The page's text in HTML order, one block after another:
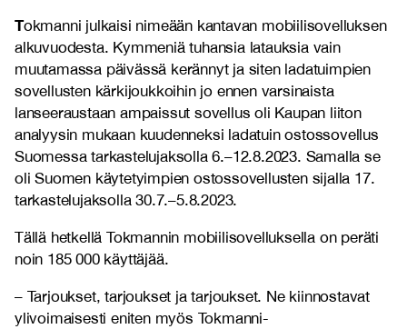
Tokmanni julkaisi nimeään kantavan mobiilisovelluksen
alkuvuodesta. Kymmeniä tuhansia latauksia vain
muutamassa päivässä kerännyt ja siten ladatuimpien
sovellusten kärkijoukkoihin jo ennen varsinaista
lanseeraustaan ampaissut sovellus oli Kaupan liiton
analyysin mukaan kuudenneksi ladatuin ostossovellus
Suomessa tarkastelujaksolla 6.–12.8.2023. Samalla se
oli Suomen käytetyimpien ostossovellusten sijalla 17.
tarkastelujaksolla 30.7.–5.8.2023.
Tällä hetkellä Tokmannin mobiilisovelluksella on peräti
noin 185 000 käyttäjää.
– Tarjoukset, tarjoukset ja tarjoukset. Ne kiinnostavat
ylivoimaisesti eniten myös Tokmanni-